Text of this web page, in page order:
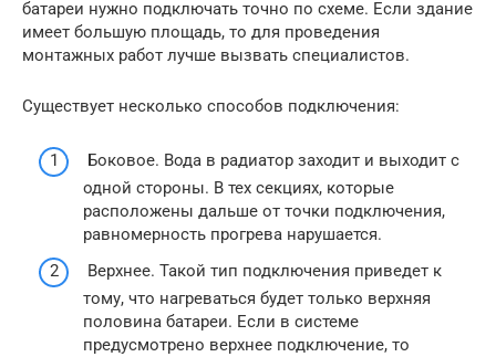
батареи нужно подключать точно по схеме. Если здание
имеет большую площадь, то для проведения
монтажных работ лучше вызвать специалистов.
Существует несколько способов подключения:
Боковое. Вода в радиатор заходит и выходит с
одной стороны. В тех секциях, которые
расположены дальше от точки подключения,
равномерность прогрева нарушается.
Верхнее. Такой тип подключения приведет к
тому, что нагреваться будет только верхняя
половина батареи. Если в системе
предусмотрено верхнее подключение, то